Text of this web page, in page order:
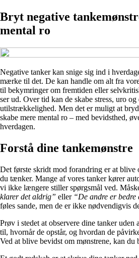
Bryt negative
mental ro
Negative tanker kan snige sig ind i
mærke til det. De kan handle om alt fra
til bekymringer om fremtiden eller
ser ud. Over tid kan de skabe stress, uro og
utilstrækkelighed. Men det er muligt at
skabe mere mental ro – med bevidsthed,
hverdagen.
Forstå dine tankemønstre
Det første skridt mod forandring er at blive
du tænker. Mange af vores tanker kører
vi ikke længere stiller spørgsmål ved.
klarer det aldrig” eller “De andre er bedre
føles sande, men de er ikke nødvendigvis
Prøv i stedet at observere dine tanker
til, hvornår de opstår, og hvordan de
Ved at blive bevidst om mønstrene, kan du